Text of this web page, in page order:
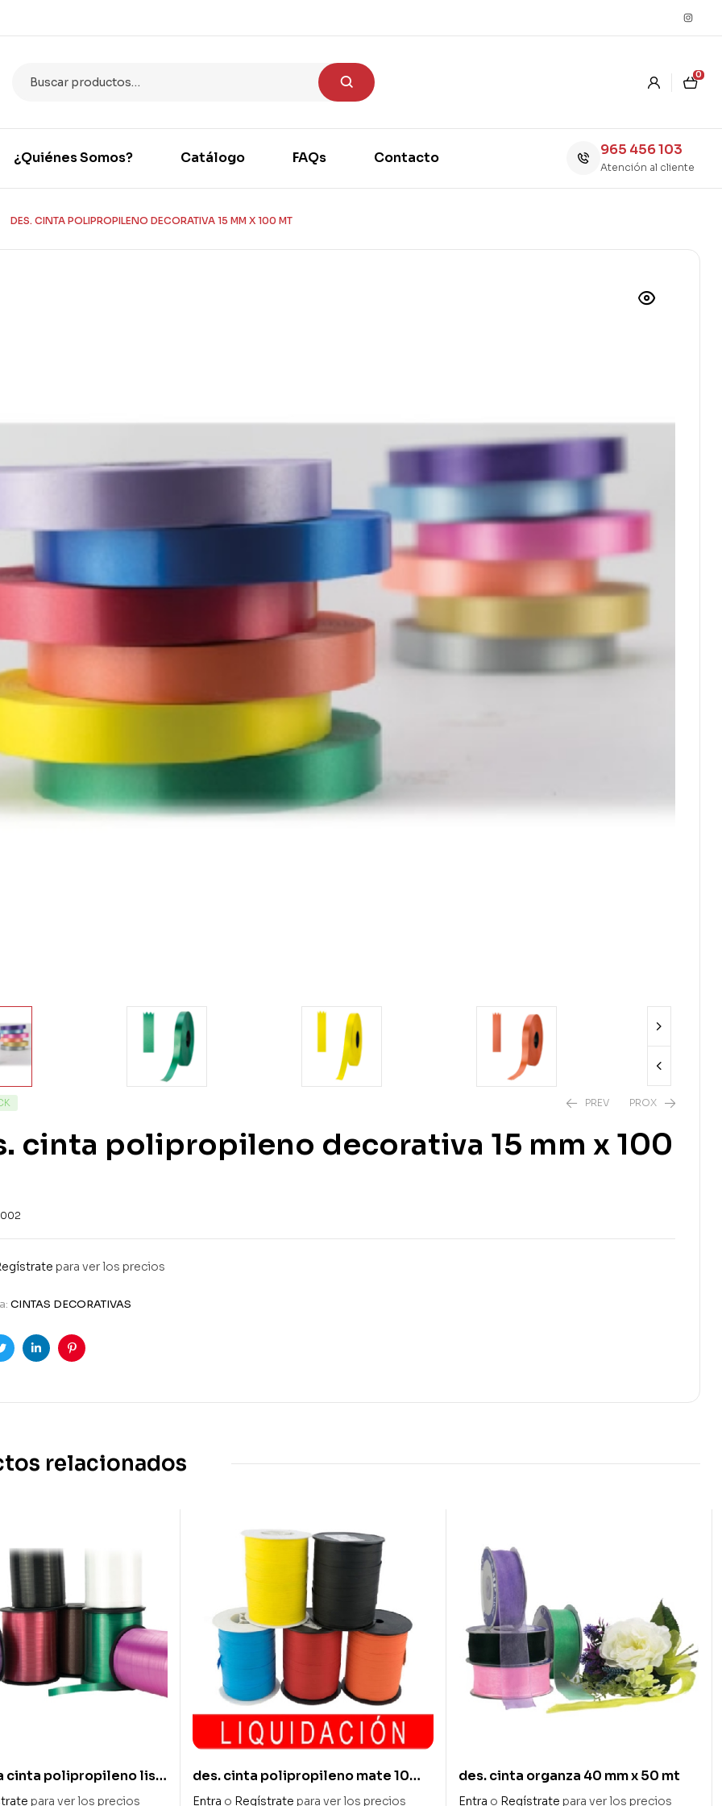
0
¿Quiénes Somos? Catálogo FAQs Contacto 965 456 103
Atención al cliente
DES. CINTA POLIPROPILENO DECORATIVA 15 MM X 100 MT
PREV PROX
cinta polipropileno decorativa 15 mm x 100
para ver los precios
CINTAS DECORATIVAS
TwitterLinkedinPinterest
relacionados
cinta polipropileno lisa
mt para ver los precios
des. cinta polipropileno mate 10
mm x 250 mt
Entra o Regístrate para ver los precios
des. cinta organza 40 mm x 50 mt
Entra o Regístrate para ver los precios